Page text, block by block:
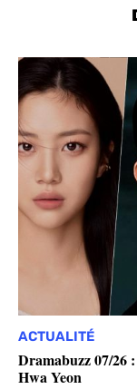
ACTUALITÉ
Dramabuzz 07/26
Hwa Yeon